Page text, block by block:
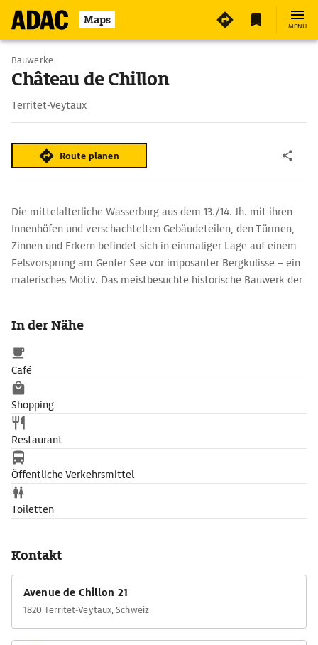
Maps MENÜ
Bauwerke
Château de Chillon
Territet-Veytaux
Route planen
Die mittelalterliche Wasserburg aus dem 13./14. Jh. mit ihren
Innenhöfen und verschachtelten Gebäudeteilen, den Türmen,
Zinnen und Erkern befindet sich in einmaliger Lage auf einem
Felsvorsprung am Genfer See vor imposanter Bergkulisse – ein
male­risches Motiv. Das meistbesuchte historische Bauwerk der
Rittersäle, Schlafgemächer, verwinkelte Treppen und
Wehrgänge, eine Kapelle, ein Verlies und der herrliche Seeblick
vom Bergfried aus gestalten die Erkundung der Anlage höchst
abwechslungsreich.
In der Nähe
Café
Shopping
Restaurant
Öffentliche Verkehrsmittel
Toiletten
Kontakt
Avenue de Chillon 21
1820 Territet-Veytaux, Schweiz